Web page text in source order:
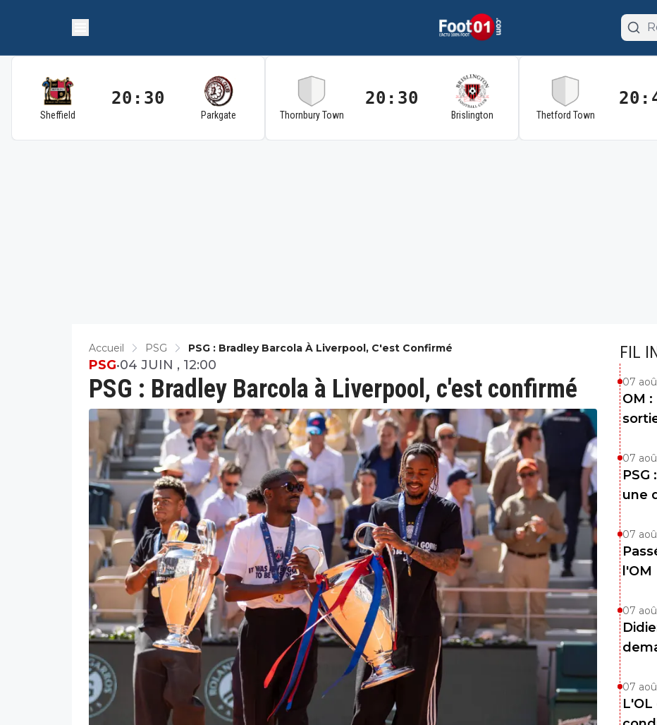
Sheffield
20:30
Parkgate Thornbury Town
20:30
Brislington Thetford Town
Accueil PSG PSG : Bradley Barcola À Liverpool, C'est Confirmé
PSG : Bradley Barcola à Liverpool, c'est confirmé
PSG•04 JUIN , 12:00
FIL
07
OM
07
PSG
une
07
l'OM
07
07